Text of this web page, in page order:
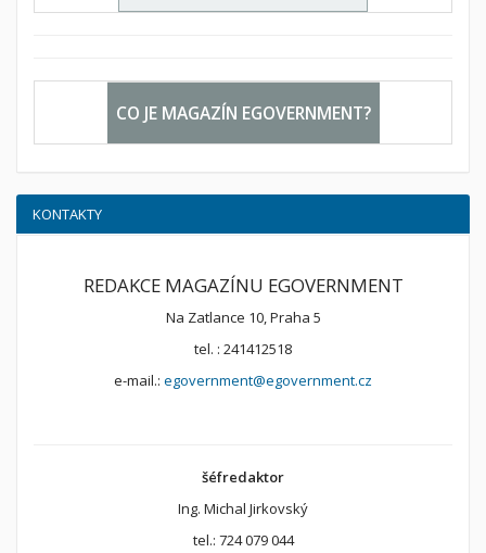
CO JE MAGAZÍN EGOVERNMENT?
KONTAKTY
REDAKCE MAGAZÍNU EGOVERNMENT
Na Zatlance 10, Praha 5
tel. : 241412518
e-mail.: egovernment@egovernment.cz
šéfredaktor
Ing. Michal Jirkovský
tel.: 724 079 044